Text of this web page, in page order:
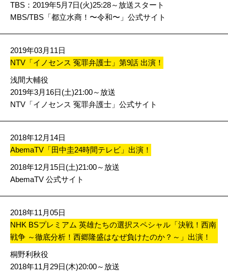
TBS：2019年5月7日(火)25:28～放送スタート
MBS/TBS「都立水商！〜令和〜」公式サイト
2019年03月11日
NTV「イノセンス 冤罪弁護士」第9話 出演！
浅間大輔役
2019年3月16日(土)21:00～放送
NTV「イノセンス 冤罪弁護士」公式サイト
2018年12月14日
AbemaTV「田中圭24時間テレビ」出演！
2018年12月15日(土)21:00～放送
AbemaTV 公式サイト
2018年11月05日
NHK BSプレミアム 英雄たちの選択スペシャル「決戦！西南
戦争 ～徹底分析！西郷隆盛はなぜ負けたのか？～」出演！
桐野利秋役
2018年11月29日(木)20:00～放送